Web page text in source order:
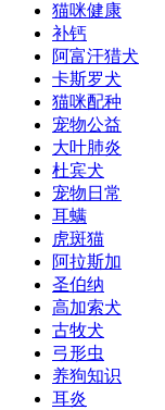
猫咪健康
补钙
阿富汗猎犬
卡斯罗犬
猫咪配种
宠物公益
大叶肺炎
杜宾犬
宠物日常
耳螨
虎斑猫
阿拉斯加
圣伯纳
高加索犬
古牧犬
弓形虫
养狗知识
耳炎